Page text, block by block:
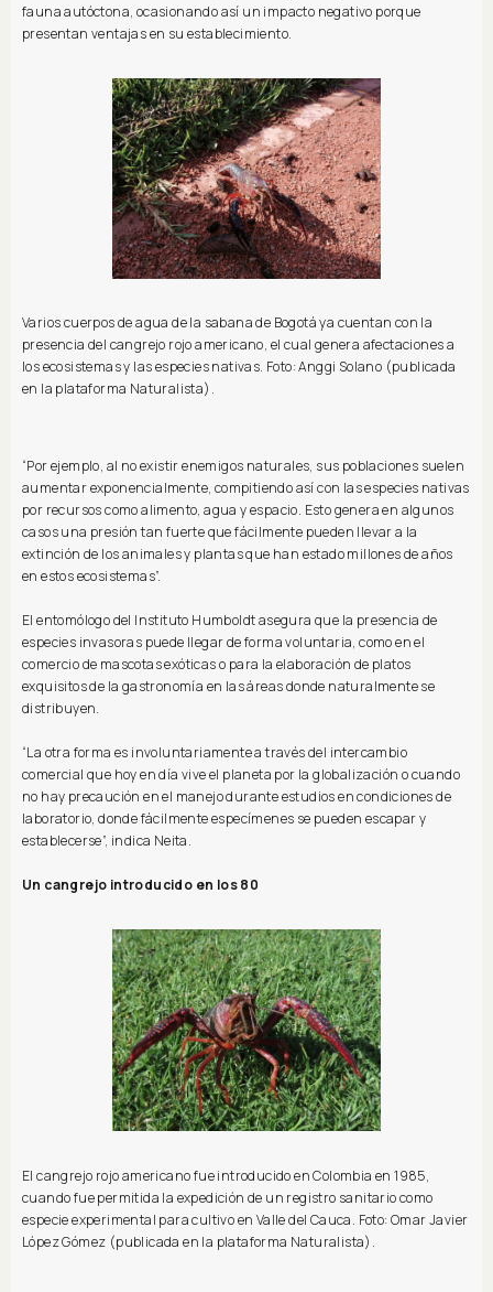
fauna autóctona, ocasionando así un impacto negativo porque
presentan ventajas en su establecimiento.
Varios cuerpos de agua de la sabana de Bogotá ya cuentan con la
presencia del cangrejo rojo americano, el cual genera afectaciones a
los ecosistemas y las especies nativas. Foto: Anggi Solano (publicada
en la plataforma Naturalista).
“Por ejemplo, al no existir enemigos naturales, sus poblaciones suelen
aumentar exponencialmente, compitiendo así con las especies nativas
por recursos como alimento, agua y espacio. Esto genera en algunos
casos una presión tan fuerte que fácilmente pueden llevar a la
extinción de los animales y plantas que han estado millones de años
en estos ecosistemas”.
El entomólogo del Instituto Humboldt asegura que la presencia de
especies invasoras puede llegar de forma voluntaria, como en el
comercio de mascotas exóticas o para la elaboración de platos
exquisitos de la gastronomía en las áreas donde naturalmente se
distribuyen.
“La otra forma es involuntariamente a través del intercambio
comercial que hoy en día vive el planeta por la globalización o cuando
no hay precaución en el manejo durante estudios en condiciones de
laboratorio, donde fácilmente especímenes se pueden escapar y
establecerse”, indica Neita.
Un cangrejo introducido en los 80
El cangrejo rojo americano fue introducido en Colombia en 1985,
cuando fue permitida la expedición de un registro sanitario como
especie experimental para cultivo en Valle del Cauca. Foto: Omar Javier
López Gómez (publicada en la plataforma Naturalista).